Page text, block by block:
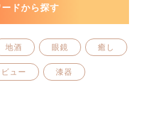
ドから探す
地酒 眼鏡 癒し
ュー 漆器